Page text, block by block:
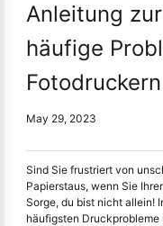
Anleitung
häufige
Fotodruckern
May 29, 2023
Sind Sie frustriert von
Papierstaus, wenn Sie
Sorge, du bist nicht allein!
häufigsten